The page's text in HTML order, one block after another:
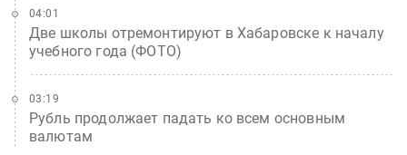
Две школы отремонтируют в Хабаровске к началу
учебного года (ФОТО)
04:01
Рубль продолжает падать ко всем основным
валютам
03:19